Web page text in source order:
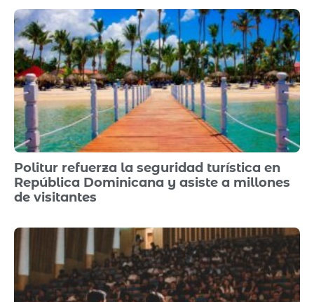
Politur refuerza la seguridad turística en
República Dominicana y asiste a millones
de visitantes